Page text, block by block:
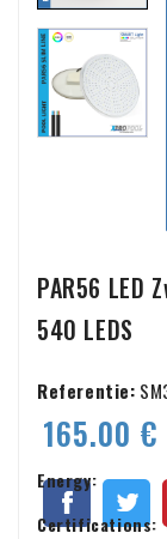
PAR56 LED
540 LEDS
Referentie:
165.00 €
Energy:
Certifications: